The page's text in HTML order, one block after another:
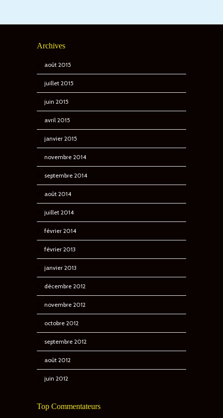
Archives
août 2015
juillet 2015
juin 2015
avril 2015
janvier 2015
novembre 2014
septembre 2014
août 2014
juillet 2014
février 2014
février 2013
janvier 2013
décembre 2012
novembre 2012
octobre 2012
septembre 2012
août 2012
juin 2012
Top Commentateurs